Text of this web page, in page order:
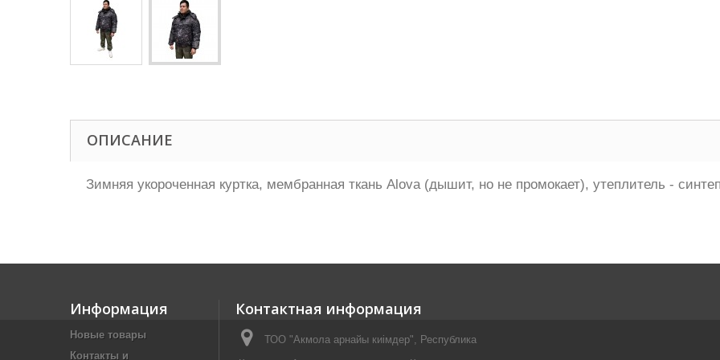
ОПИСАНИЕ
Зимняя укороченная куртка, мембранная ткань Alova (дышит, но не промокает), утеплитель -
Информация
Новые товары
Контакты и
Контактная информация
ТОО "Акмола арнайы киiмдер", Республика